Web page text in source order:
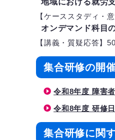
【ケーススタディ・
オンデマンド科目
【講義・質疑応答】
集合研修の開
令和8年度 障害
令和8年度 研修
集合研修に関